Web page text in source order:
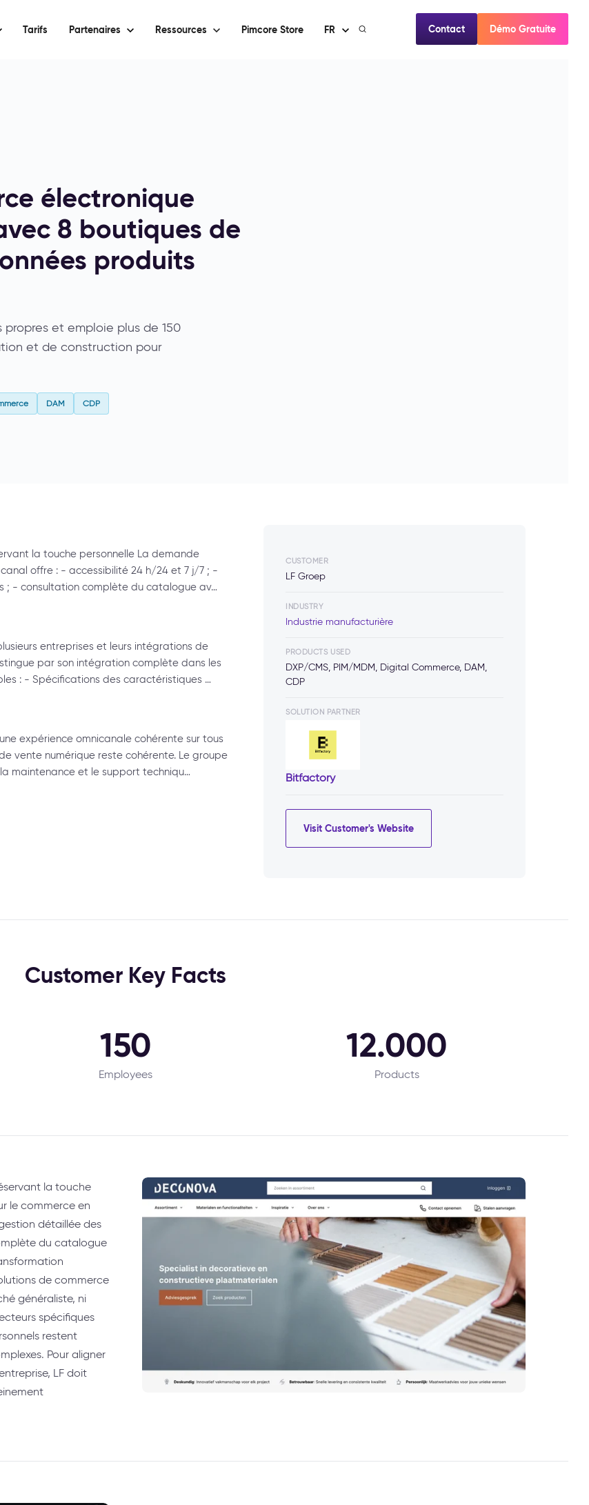
Tarifs Partenaires Ressources Pimcore Store FR Contact Démo Gratuite
électronique
8 boutiques de
produits
propres et emploie plus de 150
et de construction pour
DAM CDP
la touche personnelle La demande
offre : - accessibilité 24 h/24 et 7 j/7 ; -
; - consultation complète du catalogue av…
entreprises et leurs intégrations de
par son intégration complète dans les
: - Spécifications des caractéristiques …
expérience omnicanale cohérente sur tous
vente numérique reste cohérente. Le groupe
maintenance et le support techniqu…
CUSTOMER
LF Groep
INDUSTRY
Industrie manufacturière
PRODUCTS USED
DXP/CMS, PIM/MDM, Digital Commerce, DAM,
CDP
SOLUTION PARTNER
Bitfactory
Visit Customer's Website
Customer Key Facts
150
Employees
12.000
Products
la touche
le commerce en
détaillée des
du catalogue
de commerce
généraliste, ni
spécifiques
restent
Pour aligner
LF doit